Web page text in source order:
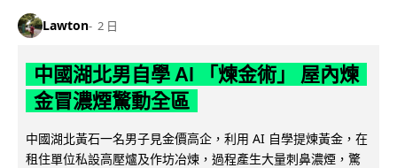
Lawton 2 日
中國湖北男自學 AI 「煉金術」 屋內煉
金冒濃煙驚動全區
中國湖北黃石一名男子見金價高企，利用 AI 自學提煉黃金，在
租住單位私設高壓爐及作坊冶煉，過程產生大量刺鼻濃煙，驚